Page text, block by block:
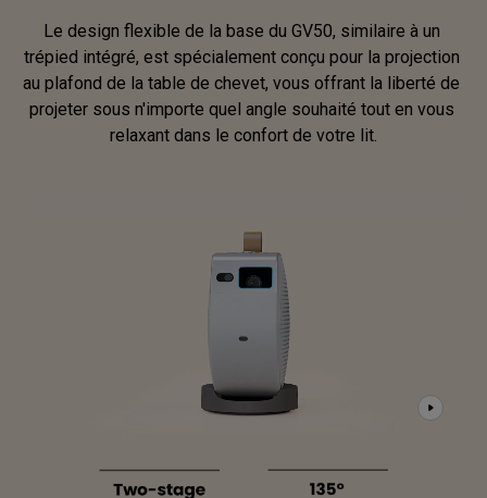
Le design flexible de la base du GV50, similaire à un
trépied intégré, est spécialement conçu pour la projection
au plafond de la table de chevet, vous offrant la liberté de
projeter sous n'importe quel angle souhaité tout en vous
relaxant dans le confort de votre lit.